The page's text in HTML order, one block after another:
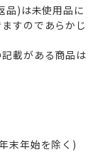
品)は未使用品に
すのであらかじ
載がある商品は
末年始を除く)